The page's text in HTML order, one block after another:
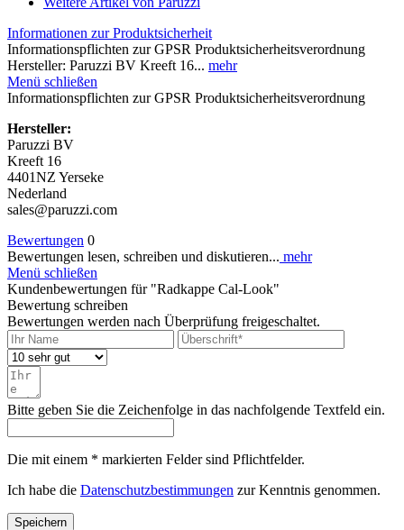
Informationen zur Produktsicherheit
Informationspflichten zur GPSR Produktsicherheitsverordnung
Hersteller: Paruzzi BV Kreeft 16... mehr
Menü schließen
Informationspflichten zur GPSR Produktsicherheitsverordnung
Hersteller:
Paruzzi BV
Kreeft 16
4401NZ Yerseke
Nederland
sales@paruzzi.com
Bewertungen 0
Bewertungen lesen, schreiben und diskutieren... mehr
Menü schließen
Kundenbewertungen für "Radkappe Cal-Look"
Bewertung schreiben
Bewertungen werden nach Überprüfung freigeschaltet.
Bitte geben Sie die Zeichenfolge in das nachfolgende Textfeld ein.
Die mit einem * markierten Felder sind Pflichtfelder.
Ich habe die Datenschutzbestimmungen zur Kenntnis genommen.
Speichern